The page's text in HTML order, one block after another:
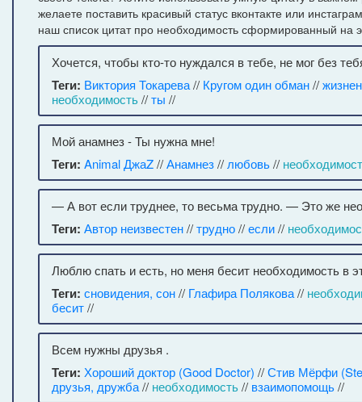
желаете поставить красивый статус вконтакте или
наш список цитат про необходимость сформированный на
Хочется, чтобы кто-то нуждался в тебе, не мог без
Теги: Виктория Токарева// Кругом один обман//
необходимость//ты //
Мой анамнез - Ты нужна мне!
Теги: Animal ДжаZ//Анамнез// любовь//
— А вот если труднее, то весьма трудно. — Это же
Теги: Автор неизвестен//трудно//если//
Люблю спать и есть, но меня бесит необходимость в
Теги: сновидения, сон// Глафира Полякова//
бесит//
Всем нужны друзья .
Теги: Хороший доктор (Good Doctor) //Стив Мёрфи
друзья, дружба// необходимость// взаимопомощь//